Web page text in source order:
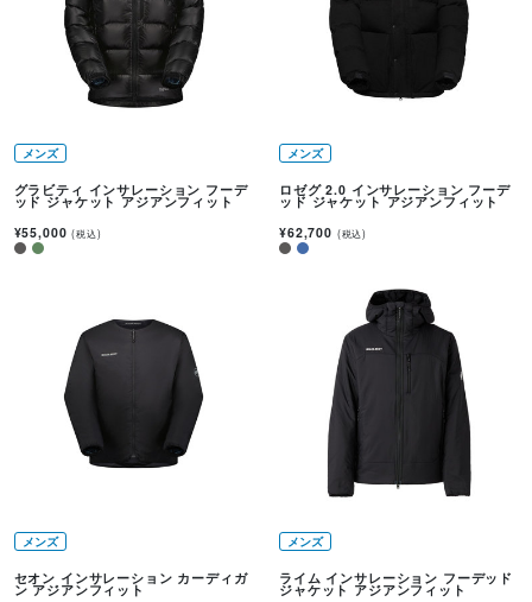
メンズ
グラビティ インサレーション フーデ
ッド ジャケット アジアンフィット
¥55,000(税込)
メンズ
ロゼグ 2.0 インサレーション フーデ
ッド ジャケット アジアンフィット
¥62,700 (税込)
メンズ
セオン インサレーション カーディガ
ン アジアンフィット
メンズ
ライム インサレーション フーデッド
ジャケット アジアンフィット